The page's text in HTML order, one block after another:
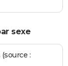
sexe
: